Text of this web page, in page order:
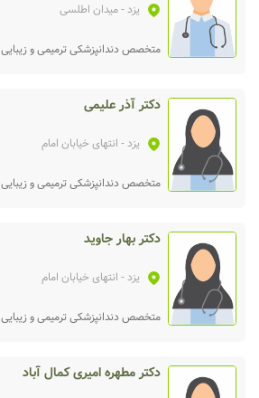
یزد- میدان اطلسی
متخصص دندانپزشکی ترمیمی و زیبایی
دکتر آذر علیمی
یزد- انتهای خیابان امام
متخصص دندانپزشکی ترمیمی و زیبایی
دکتر بهار جاوید
یزد- انتهای خیابان امام
متخصص دندانپزشکی ترمیمی و زیبایی
دکتر مطهره امیری کمال آباد